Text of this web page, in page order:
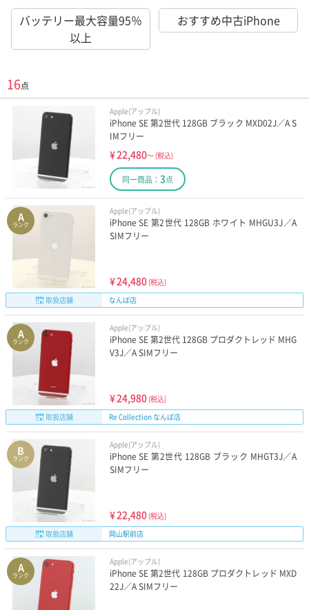
バッテリー最大容量95％
以上
おすすめ中古iPhone
16点
Apple(アップル)
iPhone SE 第2世代 128GB ブラック MXD02J／A S
IMフリー
¥22,480～ (税込)
同一商品： 3点
A
ランク
Apple(アップル)
iPhone SE 第2世代 128GB ホワイト MHGU3J／A
SIMフリー
¥24,480 (税込)
取扱店舗
なんば店
A
ランク
Apple(アップル)
iPhone SE 第2世代 128GB プロダクトレッド MHG
V3J／A SIMフリー
¥24,980 (税込)
取扱店舗
Re Collection なんば店
B
ランク
Apple(アップル)
iPhone SE 第2世代 128GB ブラック MHGT3J／A
SIMフリー
¥22,480 (税込)
取扱店舗
岡山駅前店
A
ランク
Apple(アップル)
iPhone SE 第2世代 128GB プロダクトレッド MXD
22J／A SIMフリー